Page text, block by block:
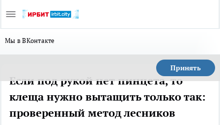
Мы в ВКонтакте
Принять
Если под рукой нет пинцета, то
клеща нужно вытащить только так:
проверенный метод лесников